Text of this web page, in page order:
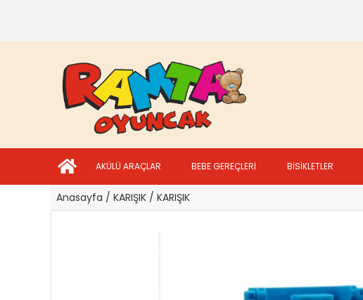
AKÜLÜ ARAÇLAR BEBE GEREÇLERİ BİSİKLETLER
Anasayfa / KARIŞIK / KARIŞIK